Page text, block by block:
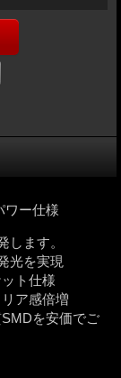
ワー仕様
します。
光を実現
ト仕様
ア感倍増
を安価でご